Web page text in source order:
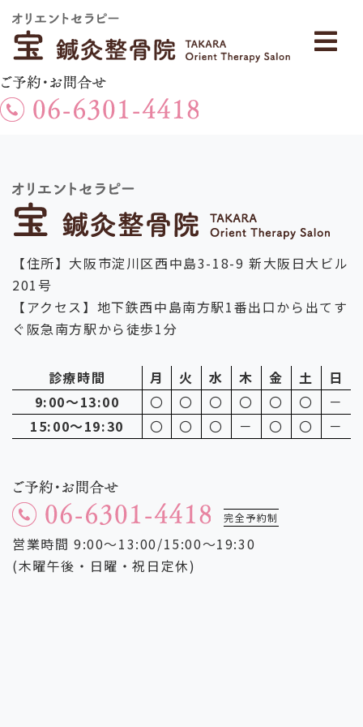
【住所】大阪市淀川区西中島3-18-9 新大阪日大ビル
201号
【アクセス】地下鉄西中島南方駅1番出口から出てす
ぐ阪急南方駅から徒歩1分
診療時間 月 火 水 木 金 土
日
9:00～13:00
〇 〇 〇 〇 〇 〇
－
15:00～19:30
〇 〇 〇 － 〇 〇 －
完全予約制
営業時間 9:00～13:00/15:00～19:30
(木曜午後・日曜・祝日定休)